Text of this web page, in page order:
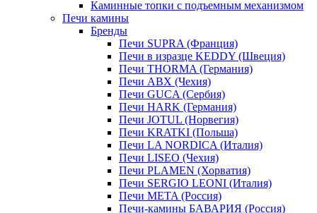
Каминные топки с подъемным механизмом
Печи камины
Бренды
Печи SUPRA (Франция)
Печи в изразце KEDDY (Швеция)
Печи THORMA (Германия)
Печи ABX (Чехия)
Печи GUCA (Сербия)
Печи HARK (Германия)
Печи JOTUL (Норвегия)
Печи KRATKI (Польша)
Печи LA NORDICA (Италия)
Печи LISEO (Чехия)
Печи PLAMEN (Хорватия)
Печи SERGIO LEONI (Италия)
Печи META (Россия)
Печи-камины БАВАРИЯ (Россия)